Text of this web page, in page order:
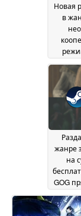
Новая
в
Steam
жанре
на
GOG
но это